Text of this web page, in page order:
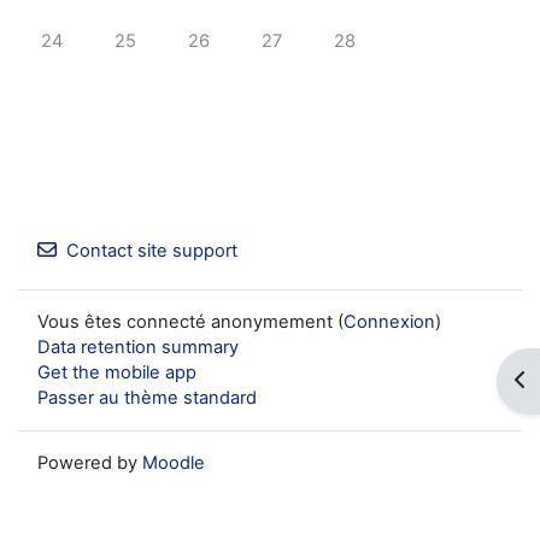
No events, lundi 24 février
24 No events, mardi 25 février
25 No events, mercredi 26 février
26 No events, jeudi 27 février
27 No events, vendredi 28
28
Contact site support
Vous êtes connecté anonymement (Connexion)
Data retention summary
Get the mobile app
Passer au thème standard
Powered by Moodle